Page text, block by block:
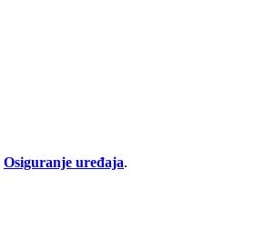
Osiguranje uređaja.